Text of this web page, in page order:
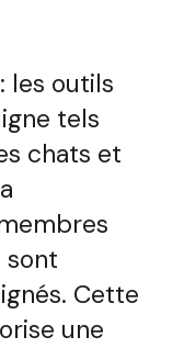
les outils
tels
chats et
sont
Cette
une